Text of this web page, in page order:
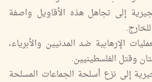
إلى تجاهل هذه الأقاويل واصفة
الإرهابية ضد المدنيين والأبرياء،
وقتل الفلسطينيين.
إلى نزع أسلحة الجماعات المسلحة